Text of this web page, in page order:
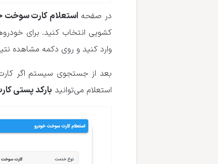
در صفحه استعلام کارت سوخت
کشویی انتخاب کنید. برای
وارد کنید و روی دکمه مشاهده
بعد از جستجوی سیستم اگر
استعلام می‌توانید بارکد پستی